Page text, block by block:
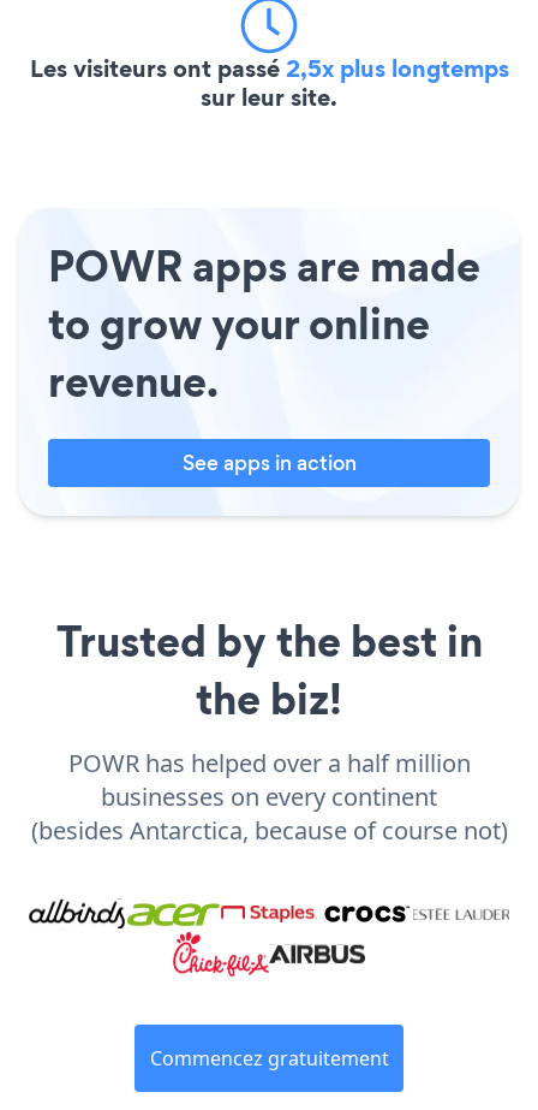
Les visiteurs ont passé2,5x plus longtemps
sur leur site.
POWR apps are made
to grow your online
revenue.
See apps in action
Trusted by the best in
the biz!
POWR has helped over a half million
businesses on every continent
(besides Antarctica, because of course not)
Commencez gratuitement